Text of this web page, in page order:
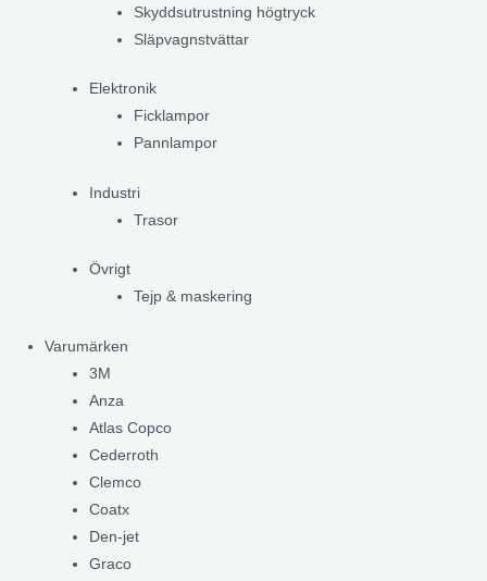
Skyddsutrustning högtryck
Släpvagnstvättar
Elektronik
Ficklampor
Pannlampor
Industri
Trasor
Övrigt
Tejp & maskering
Varumärken
3M
Anza
Atlas Copco
Cederroth
Clemco
Coatx
Den-jet
Graco